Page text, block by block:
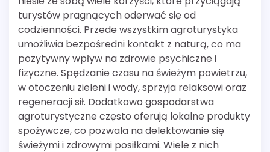
turystów pragnących oderwać się od
codzienności. Przede wszystkim agroturystyka
umożliwia bezpośredni kontakt z naturą, co ma
pozytywny wpływ na zdrowie psychiczne i
fizyczne. Spędzanie czasu na świeżym powietrzu,
w otoczeniu zieleni i wody, sprzyja relaksowi oraz
regeneracji sił. Dodatkowo gospodarstwa
agroturystyczne często oferują lokalne produkty
spożywcze, co pozwala na delektowanie się
świeżymi i zdrowymi posiłkami. Wiele z nich